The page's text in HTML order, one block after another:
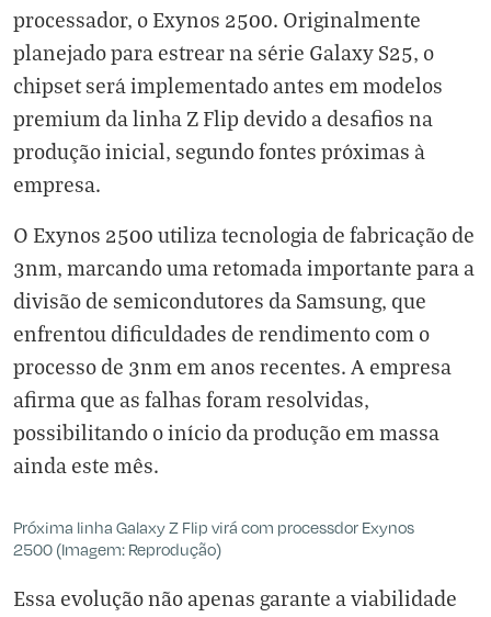
processador, o Exynos 2500. Originalmente
planejado para estrear na série Galaxy S25, o
chipset será implementado antes em modelos
premium da linha Z Flip devido a desafios na
produção inicial, segundo fontes próximas à
empresa.
O Exynos 2500 utiliza tecnologia de fabricação de
3nm, marcando uma retomada importante para a
divisão de semicondutores da Samsung, que
enfrentou dificuldades de rendimento com o
processo de 3nm em anos recentes. A empresa
afirma que as falhas foram resolvidas,
possibilitando o início da produção em massa
ainda este mês.
Próxima linha Galaxy Z Flip virá com processdor Exynos
2500 (Imagem: Reprodução)
Essa evolução não apenas garante a viabilidade